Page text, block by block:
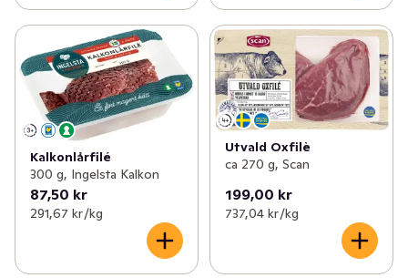
Kalkonlårfilé
300 g, Ingelsta Kalkon
87,50 kr
291,67 kr /kg
Utvald Oxfilè
ca 270 g, Scan
199,00 kr
737,04 kr /kg